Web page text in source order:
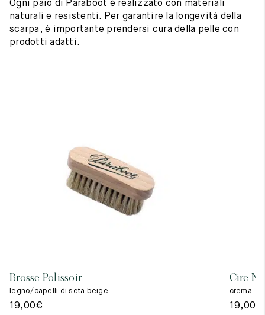
Ogni paio di Paraboot è realizzato con materiali
naturali e resistenti. Per garantire la longevità della
scarpa, è importante prendersi cura della pelle con
prodotti adatti.
Brosse Polissoir
legno/capelli di seta beige
19,00€
Cire
crema
19,00